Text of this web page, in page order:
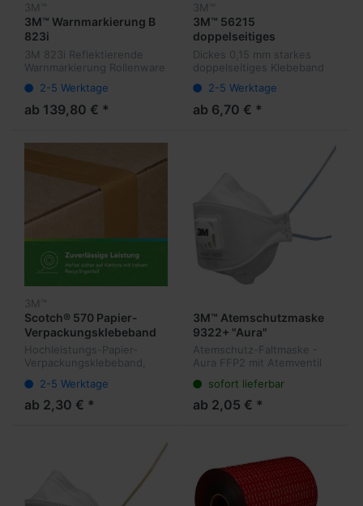
3M™
3M™ Warnmarkierung B
823i
3M 823i Reflektierende
Warnmarkierung Rollenware
2-5 Werktage
ab 139,80 € *
3M™
3M™ 56215
doppelseitiges
Klebeband mit
Papiervliesträger
Dickes 0,15 mm starkes
doppelseitiges Klebeband
gute Haftung
2-5 Werktage
ab 6,70 € *
3M™
Scotch® 570 Papier-
Verpackungsklebeband
Hochleistungs-Papier-
Verpackungsklebeband,
Papierverpackungen,
Packautomaten
2-5 Werktage
ab 2,30 € *
3M™ Atemschutzmaske
9322+ "Aura"
Atemschutz-Faltmaske -
Aura FFP2 mit Atemventil
sofort lieferbar
ab 2,05 € *